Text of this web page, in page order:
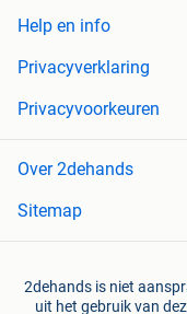
Help en info
Privacyverklaring
Privacyvoorkeuren
Over 2dehands
Sitemap
2dehands is niet
uit het gebruik van